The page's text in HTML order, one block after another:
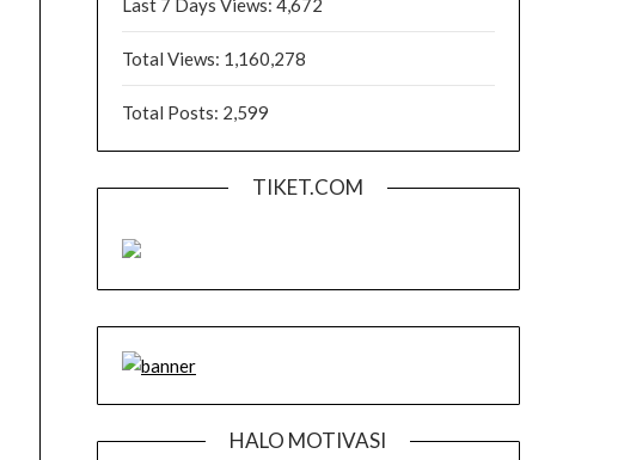
Last 7 Days Views: 4,672
Total Views: 1,160,278
Total Posts: 2,599
TIKET.COM
HALO MOTIVASI